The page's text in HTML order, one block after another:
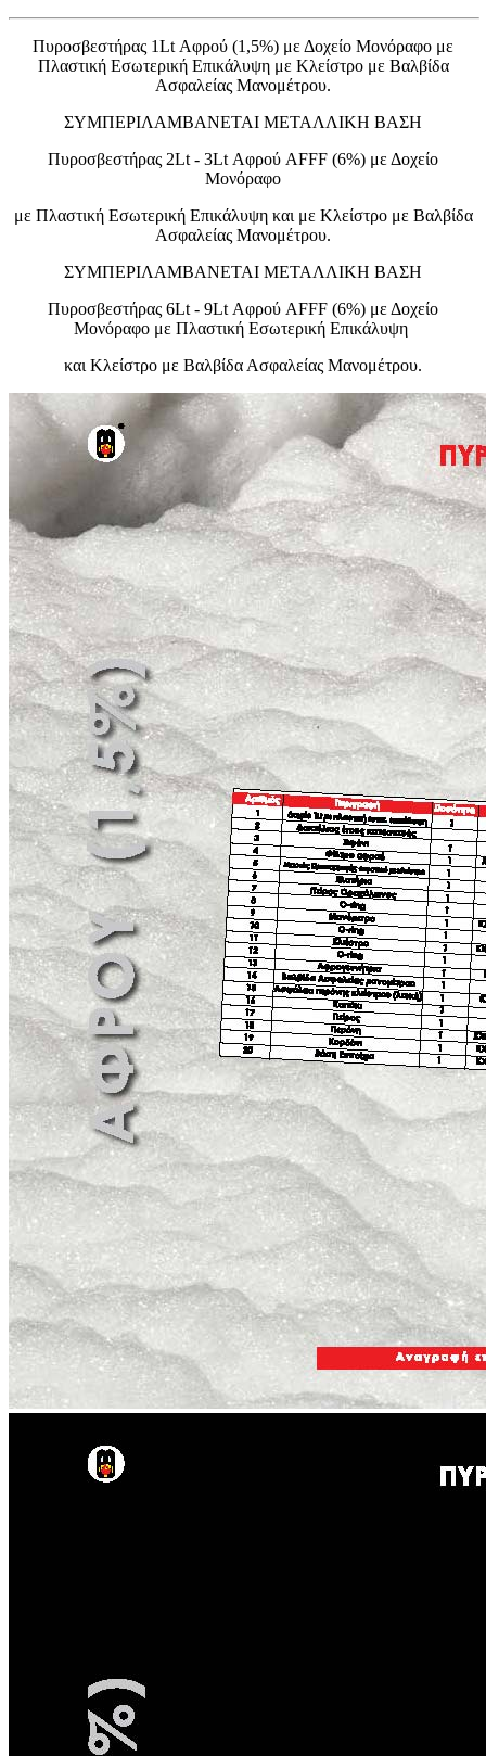
Πυροσβεστήρας 1Lt Αφρού (1,5%) με Δοχείο Μονόραφο με
Πλαστική Εσωτερική Επικάλυψη με Κλείστρο με Βαλβίδα
Ασφαλείας Μανομέτρου.
ΣΥΜΠΕΡΙΛΑΜΒΑΝΕΤΑΙ ΜΕΤΑΛΛΙΚΗ ΒΑΣΗ
Πυροσβεστήρας 2Lt - 3Lt Αφρού AFFF (6%) με Δοχείο
Μονόραφo
με Πλαστική Εσωτερική Επικάλυψη και με Κλείστρο με Βαλβίδα
Ασφαλείας Μανομέτρου.
ΣΥΜΠΕΡΙΛΑΜΒΑΝΕΤΑΙ ΜΕΤΑΛΛΙΚΗ ΒΑΣΗ
Πυροσβεστήρας 6Lt - 9Lt Αφρού AFFF (6%) με Δοχείο
Μονόραφο με Πλαστική Εσωτερική Επικάλυψη
και Κλείστρο με Βαλβίδα Ασφαλείας Mανομέτρου.